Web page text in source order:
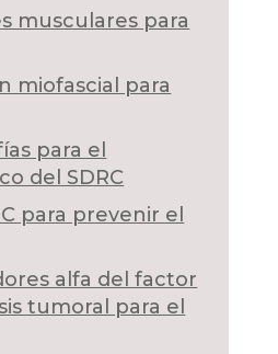
musculares para
miofascial para
para el
del SDRC
para prevenir el
alfa del factor
tumoral para el